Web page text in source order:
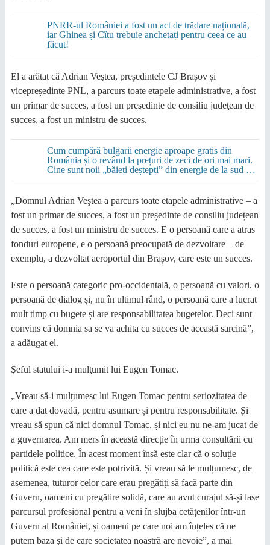
PNRR-ul României a fost un act de trădare națională,
iar Ghinea și Cîțu trebuie anchetați pentru ceea ce au
făcut!
El a arătat că Adrian Veştea, președintele CJ Brașov și
vicepreședinte PNL, a parcurs toate etapele administrative, a fost
un primar de succes, a fost un preşedinte de consiliu judeţean de
succes, a fost un ministru de succes.
Cum cumpără bulgarii energie aproape gratis din
România și o revând la prețuri de zeci de ori mai mari.
Cine sunt noii „băieți deștepți” din energie de la sud de
Dunăre
„Domnul Adrian Veştea a parcurs toate etapele administrative – a
fost un primar de succes, a fost un președinte de consiliu județean
de succes, a fost un ministru de succes. E o persoană care a atras
fonduri europene, e o persoană preocupată de dezvoltare – de
exemplu, a dezvoltat aeroportul din Brașov, care este un succes.
Este o persoană categoric pro-occidentală, o persoană cu valori, o
persoană de dialog și, nu în ultimul rând, o persoană care a lucrat
mult timp cu bugete și are responsabilitatea bugetelor. Deci sunt
convins că domnia sa se va achita cu succes de această sarcină”,
a adăugat el.
Şeful statului i-a mulţumit lui Eugen Tomac.
„Vreau să-i mulțumesc lui Eugen Tomac pentru seriozitatea de
care a dat dovadă, pentru asumare și pentru responsabilitate. Și
vreau să spun că nici domnul Tomac, și nici eu nu ne-am jucat de
a guvernarea. Am mers în această direcție în urma consultării cu
partidele politice. În acest moment însă este clar că o soluție
politică este cea care este potrivită. Și vreau să le mulțumesc, de
asemenea, tuturor celor care erau pregătiți să facă parte din
Guvern, oameni cu pregătire solidă, care au avut curajul să-și lase
parcursul profesional pentru a veni în slujba cetățenilor într-un
Guvern al României, și oameni pe care noi am înțeles că ne
putem baza și de care societatea noastră are nevoie”, a mai